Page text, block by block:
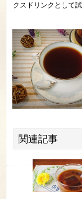
クスドリンクとして
関連記事